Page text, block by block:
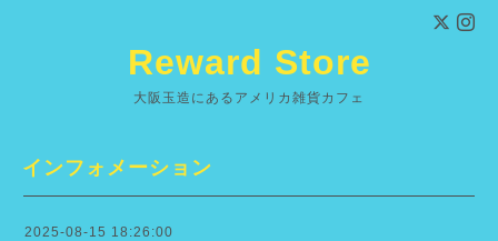
Reward Store
大阪玉造にあるアメリカ雑貨カフェ
インフォメーション
2025-08-15 18:26:00